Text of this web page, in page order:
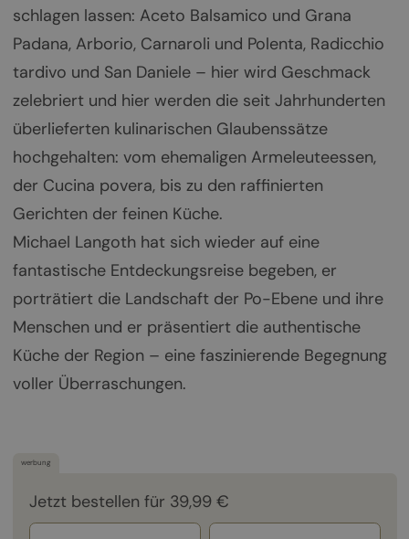
schlagen lassen: Aceto Balsamico und Grana
Padana, Arborio, Carnaroli und Polenta, Radicchio
tardivo und San Daniele – hier wird Geschmack
zelebriert und hier werden die seit Jahrhunderten
überlieferten kulinarischen Glaubenssätze
hochgehalten: vom ehemaligen Armeleuteessen,
der Cucina povera, bis zu den raffinierten
Gerichten der feinen Küche.
Michael Langoth hat sich wieder auf eine
fantastische Entdeckungsreise begeben, er
porträtiert die Landschaft der Po-Ebene und ihre
Menschen und er präsentiert die authentische
Küche der Region – eine faszinierende Begegnung
voller Überraschungen.
werbung
Jetzt bestellen für 39,99 €